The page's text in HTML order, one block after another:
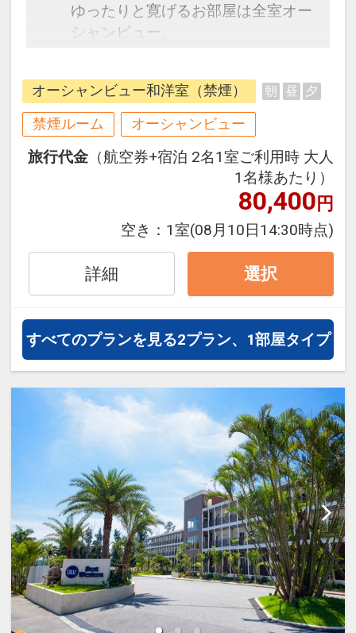
ゆったりと寛げるお部屋は全室オー
シャンビュー。
地よい海風と潮の香りで癒されま
す。
グループやお子様連れのご家族での
ご利用に最適です。
オーシャンビュー和洋室（禁煙） 朝 昼 夕
禁煙ルーム オーシャンビュー
旅行代金 （航空券+宿泊 2名1室ご利用時 大人
1名様あたり）
80,400円
空き： 1室(08月10日14:30時点)
詳細 選択
すべてのプランを見る2プラン、1部屋タイプ